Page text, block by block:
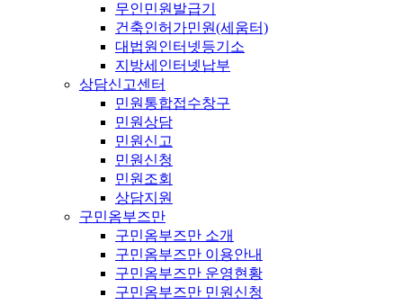
무인민원발급기
건축인허가민원(세움터)
대법원인터넷등기소
지방세인터넷납부
상담신고센터
민원통합접수창구
민원상담
민원신고
민원신청
민원조회
상담지원
구민옴부즈만
구민옴부즈만 소개
구민옴부즈만 이용안내
구민옴부즈만 운영현황
구민옴부즈만 민원신청